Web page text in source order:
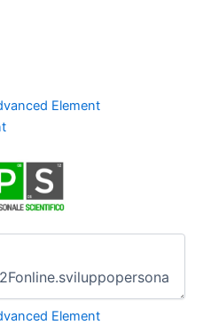
Element
Element